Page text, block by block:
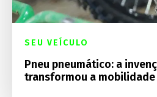
SEU VEÍCULO
Pneu pneumático: a
transformou a mobilidade